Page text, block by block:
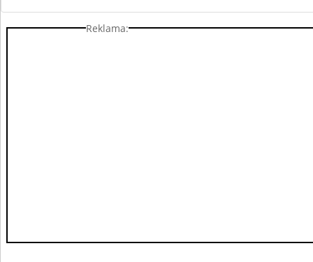
Reklama: